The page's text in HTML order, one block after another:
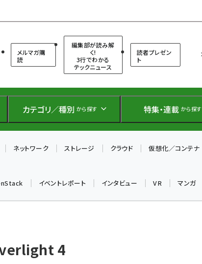
メルマガ購
読
編集部が読み解
く!
3行でわかる
テックニュース
読者プレゼン
ト
カテゴリ／種別 から探す 特集・連載 から探す
ネットワーク ストレージ クラウド 仮想化／コンテナ
イベントレポート インタビュー VR マンガ
4